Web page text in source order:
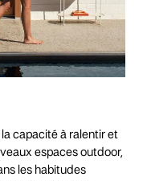
capacité à ralentir et
espaces outdoor,
les habitudes